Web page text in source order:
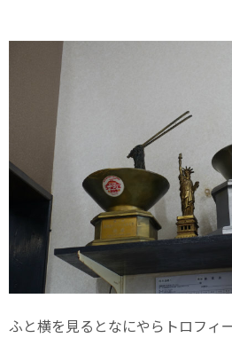
ふと横を見るとなにやらトロフィー